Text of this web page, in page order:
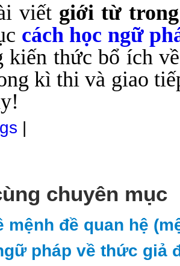
giới từ
cách học ngữ
kiến thức bổ ích
kì thi và giao
|
chuyên mục
mệnh đề quan hệ
pháp về thức giả